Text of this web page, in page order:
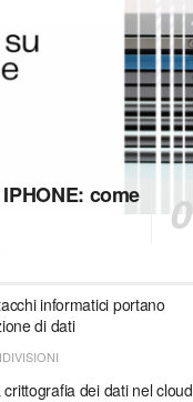
come
informatici portano
di dati
dei dati nel cloud